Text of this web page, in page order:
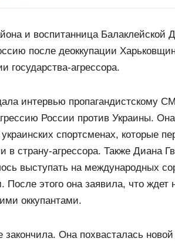
и воспитанница
после деоккупации
государства-агрессора.
интервью пропагандистскому
России против Украины.
спортсменах, которые
в страну-агрессора. Также Диана
выступать на международных
этого она заявила, что ждет
оккупантами.
закончила. Она похвасталась